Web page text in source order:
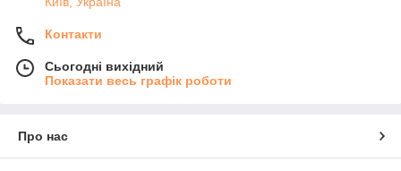
Контакти
Сьогодні вихідний
Показати весь графік роботи
Про нас